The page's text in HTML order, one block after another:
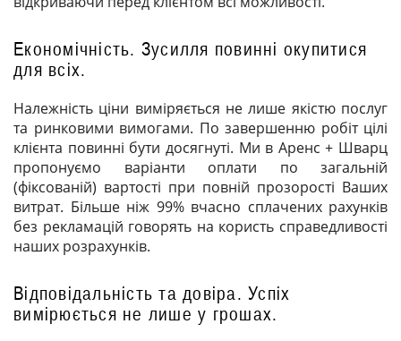
Економічність. Зусилля повинні окупитися
для всіх.
Належність ціни виміряється не лише якістю послуг
та ринковими вимогами. По завершенню робіт цілі
клієнта повинні бути досягнуті. Ми в Аренс + Шварц
пропонуємо варіанти оплати по загальній
(фіксованій) вартості при повній прозорості Ваших
витрат. Більше ніж 99% вчасно сплачених рахунків
без рекламацій говорять на користь справедливості
наших розрахунків.
Відповідальність та довіра. Успіх
вимірюється не лише у грошах.